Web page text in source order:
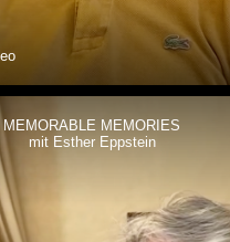
MEMORABLE MEMORIES
mit Esther Eppstein